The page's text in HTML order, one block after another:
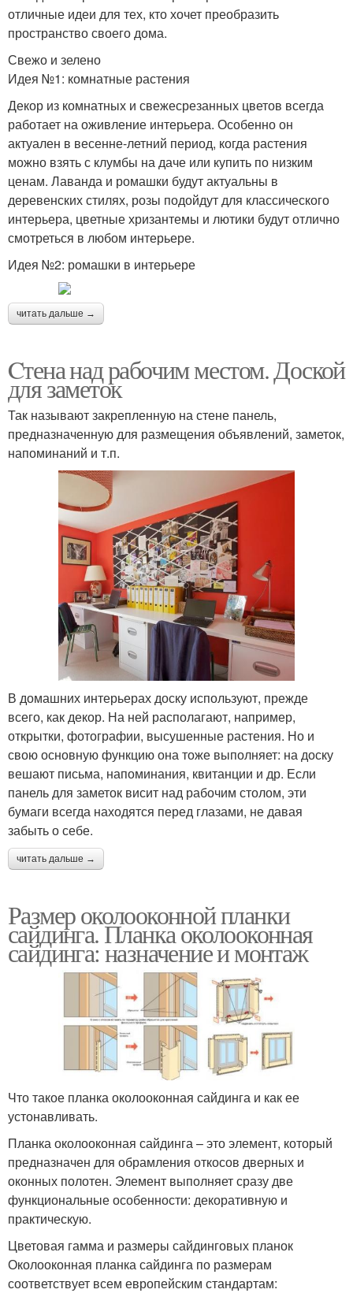
отличные идеи для тех, кто хочет преобразить
пространство своего дома.
Свежо и зелено
Идея №1: комнатные растения
Декор из комнатных и свежесрезанных цветов всегда
работает на оживление интерьера. Особенно он
актуален в весенне-летний период, когда растения
можно взять с клумбы на даче или купить по низким
ценам. Лаванда и ромашки будут актуальны в
деревенских стилях, розы подойдут для классического
интерьера, цветные хризантемы и лютики будут отлично
смотреться в любом интерьере.
Идея №2: ромашки в интерьере
читать дальше →
Cтена над рабочим местом. Доской
для заметок
Так называют закрепленную на стене панель,
предназначенную для размещения объявлений, заметок,
напоминаний и т.п.
В домашних интерьерах доску используют, прежде
всего, как декор. На ней располагают, например,
открытки, фотографии, высушенные растения. Но и
свою основную функцию она тоже выполняет: на доску
вешают письма, напоминания, квитанции и др. Если
панель для заметок висит над рабочим столом, эти
бумаги всегда находятся перед глазами, не давая
забыть о себе.
читать дальше →
Размер околооконной планки
сайдинга. Планка околооконная
сайдинга: назначение и монтаж
Что такое планка околооконная сайдинга и как ее
устонавливать.
Планка околооконная сайдинга – это элемент, который
предназначен для обрамления откосов дверных и
оконных полотен. Элемент выполняет сразу две
функциональные особенности: декоративную и
практическую.
Цветовая гамма и размеры сайдинговых планок
Околооконная планка сайдинга по размерам
соответствует всем европейским стандартам: